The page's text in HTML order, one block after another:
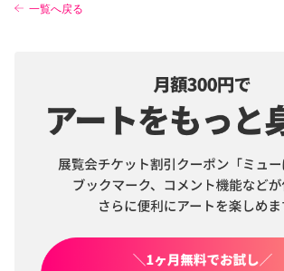
一覧へ戻る